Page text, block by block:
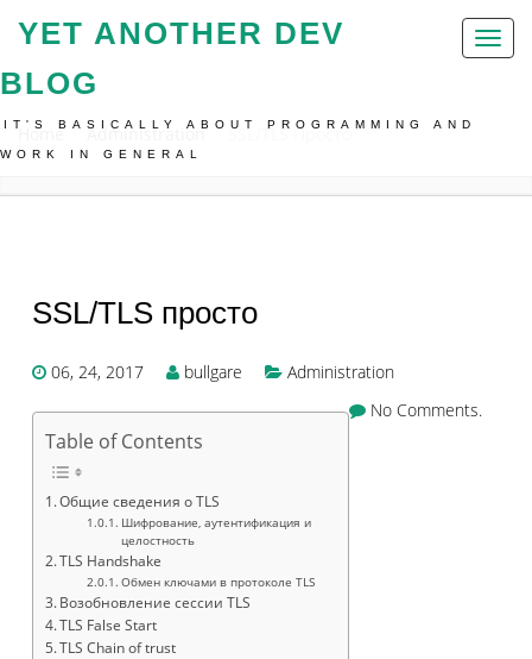
Toggle
YET ANOTHER DEV
BLOG
IT'S BASICALLY ABOUT PROGRAMMING AND
WORK IN GENERAL
Home Administration SSL/TLS Просто
SSL/TLS просто
06, 24, 2017 bullgare
Administration
No Comments.
Table of Contents
Общие сведения о TLS
Шифрование, аутентификация и
целостность
TLS Handshake
Обмен ключами в протоколе TLS
Возобновление сессии TLS
TLS False Start
TLS Chain of trust